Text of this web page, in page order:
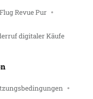
Flug Revue Pur
digitaler Käufe